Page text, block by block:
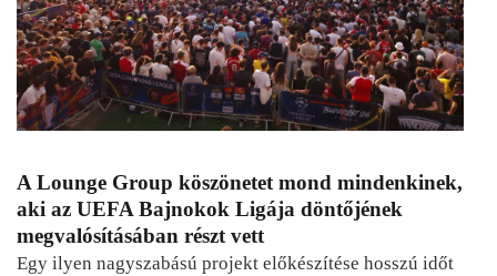
A Lounge Group köszönetet mond mindenkinek,
aki az UEFA Bajnokok Ligája döntőjének
megvalósításában részt vett
Egy ilyen nagyszabású projekt előkészítése hosszú időt